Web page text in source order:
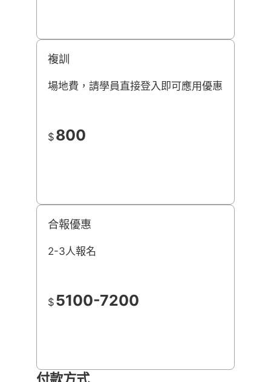
複訓
場地費，請學員直接登入即可應用優惠
$ 800
合報優惠
2-3人報名
$ 5100-7200
付款方式